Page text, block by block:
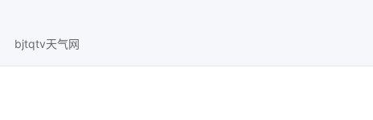
bjtqtv天气网